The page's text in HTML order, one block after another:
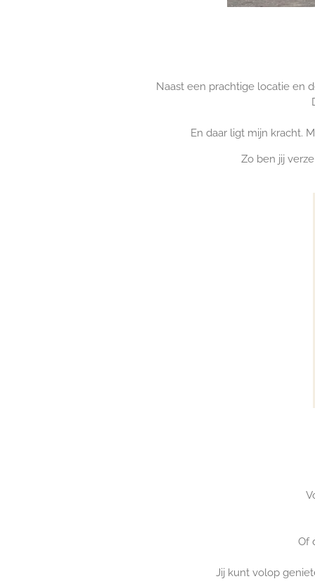
Naast een prachtige locatie en
En daar ligt mijn kracht.
Zo ben jij
Of
Jij kunt volop